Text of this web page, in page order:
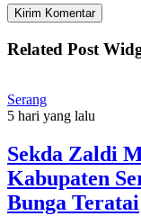
Related Post
Serang
5 hari yang lalu
Sekda Zaldi
Kabupaten
Bunga Teratai